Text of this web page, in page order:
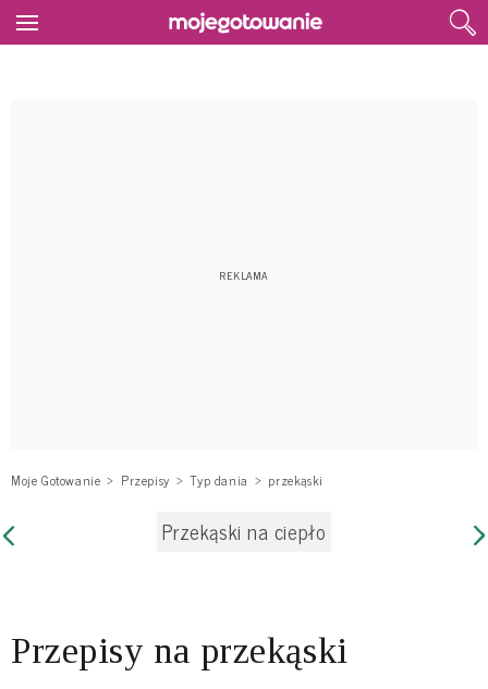
Moje Gotowanie Przepisy Typ dania przekąski
Przekąski na ciepło
Przepisy na przekąski